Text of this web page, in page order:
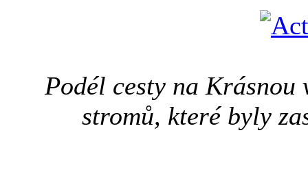
Podél cesty na Krásnou
stromů, které byly